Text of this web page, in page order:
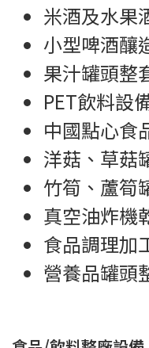
米酒及水果
小型啤酒釀
果汁罐頭整
PET飲料設
中國點心食
洋菇、草菇
竹筍、蘆筍
真空油炸機
食品調理加
營養品罐頭